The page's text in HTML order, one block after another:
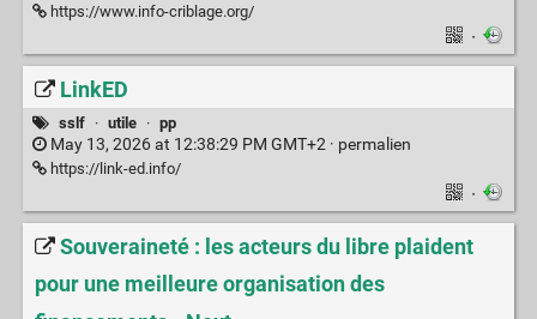
https://www.info-criblage.org/
·
LinkED
sslf · utile · pp
May 13, 2026 at 12:38:29 PM GMT+2 · permalien
https://link-ed.info/
·
Souveraineté : les acteurs du libre plaident
pour une meilleure organisation des